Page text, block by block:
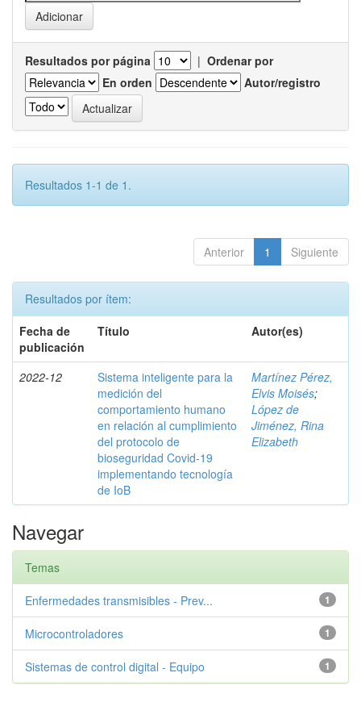
Resultados por página | Ordenar por
En orden
Autor/registro
Resultados 1-1 de 1.
Anterior 1 Siguiente
Resultados por ítem:
Fecha de
publicación
Título Autor(es)
2022-12
Sistema inteligente para la
medición del
comportamiento humano
en relación al cumplimiento
del protocolo de
bioseguridad Covid-19
implementando tecnología
de IoB
Martínez Pérez,
Elvis Moisés;
López de
Jiménez, Rina
Elizabeth
Navegar
Temas
1
Enfermedades transmisibles - Prev...
1
Microcontroladores
1
Sistemas de control digital - Equipo